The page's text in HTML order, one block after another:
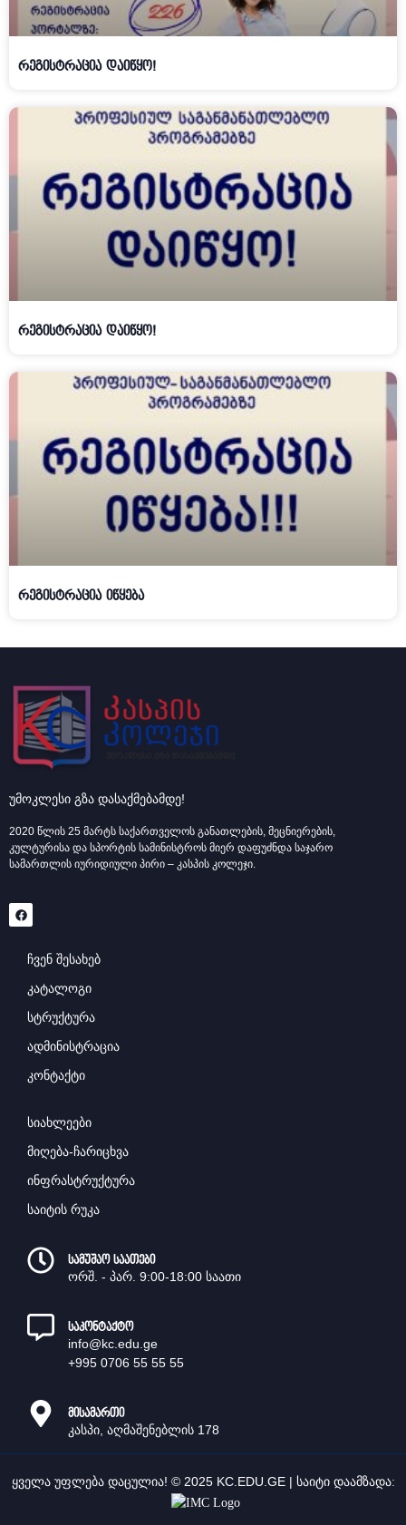
რეგისტრაცია დაიწყო!
რეგისტრაცია დაიწყო!
რეგისტრაცია იწყება
უმოკლესი გზა დასაქმებამდე!
2020 წლის 25 მარტს საქართველოს განათლების, მეცნიერების,
კულტურისა და სპორტის სამინისტროს მიერ დაფუძნდა საჯარო
სამართლის იურიდიული პირი – კასპის კოლეჯი.
ჩვენ შესახებ
კატალოგი
სტრუქტურა
ადმინისტრაცია
კონტაქტი
სიახლეები
მიღება-ჩარიცხვა
ინფრასტრუქტურა
საიტის რუკა
სამუშაო საათები
ორშ. - პარ. 9:00-18:00 საათი
საკონტაქტო
info@kc.edu.ge
+995 0706 55 55 55
მისამართი
კასპი, აღმაშენებლის 178
ყველა უფლება დაცულია! © 2025 KC.EDU.GE | საიტი დაამზადა: